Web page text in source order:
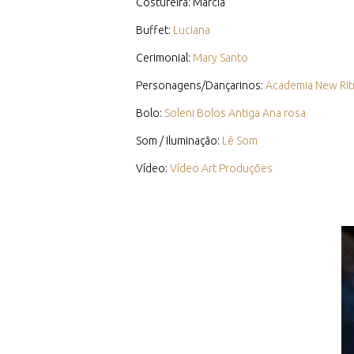
Buffet: Luciana
Cerimonial: Mary Santo
Personagens/Dançarinos: Academia New
Bolo: Soleni Bolos Antiga Ana rosa
Som / Iluminação: Lê Som
Vídeo: Vídeo Art Produções